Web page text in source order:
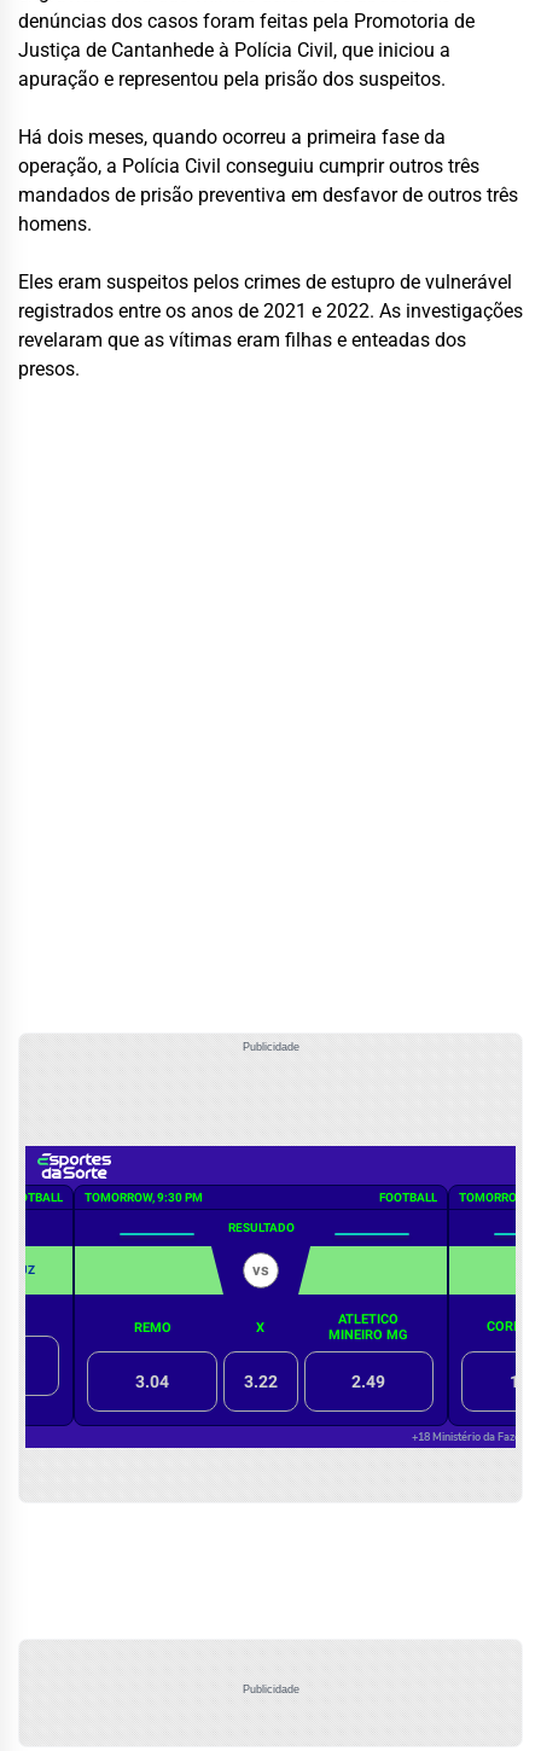
denúncias dos casos foram feitas pela Promotoria de
Justiça de Cantanhede à Polícia Civil, que iniciou a
apuração e representou pela prisão dos suspeitos.
Há dois meses, quando ocorreu a primeira fase da
operação, a Polícia Civil conseguiu cumprir outros três
mandados de prisão preventiva em desfavor de outros três
homens.
Eles eram suspeitos pelos crimes de estupro de vulnerável
registrados entre os anos de 2021 e 2022. As investigações
revelaram que as vítimas eram filhas e enteadas dos
presos.
Publicidade
Publicidade